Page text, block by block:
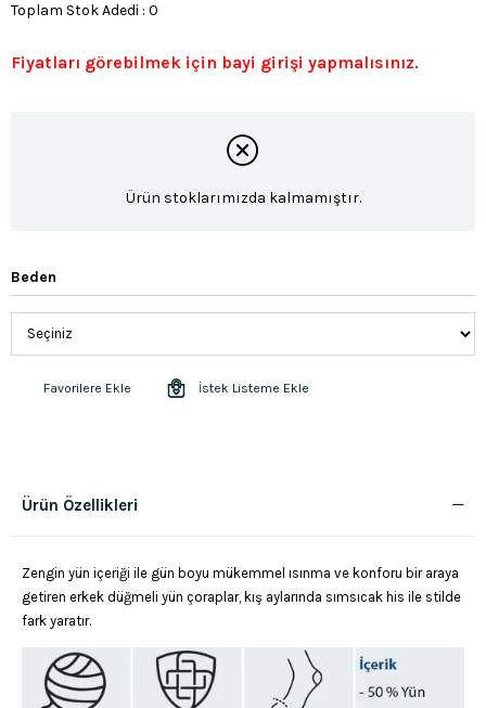
Toplam Stok Adedi : 0
Fiyatları görebilmek için bayi girişi yapmalısınız.
Ürün stoklarımızda kalmamıştır.
Beden
Favorilere Ekle İstek Listeme Ekle
Ürün Özellikleri
Zengin yün içeriği ile gün boyu mükemmel ısınma ve konforu bir araya
getiren erkek düğmeli yün çoraplar, kış aylarında sımsıcak his ile stilde
fark yaratır.